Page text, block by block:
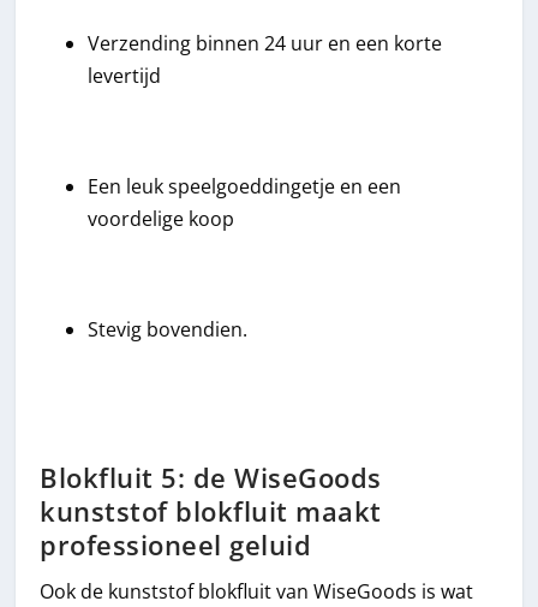
Verzending binnen 24 uur en een korte
levertijd
Een leuk speelgoeddingetje en een
voordelige koop
Stevig bovendien.
Blokfluit 5: de WiseGoods
kunststof blokfluit maakt
professioneel geluid
Ook de kunststof blokfluit van WiseGoods is wat